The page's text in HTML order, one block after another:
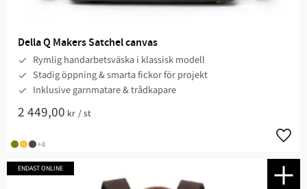
Della Q Makers Satchel canvas
Rymlig handarbetsväska i klassisk modell
Stadig öppning & smarta fickor för projekt
Inklusive garnmatare & trådkapare
2 449,00 kr /st
+4
ENDAST ONLINE